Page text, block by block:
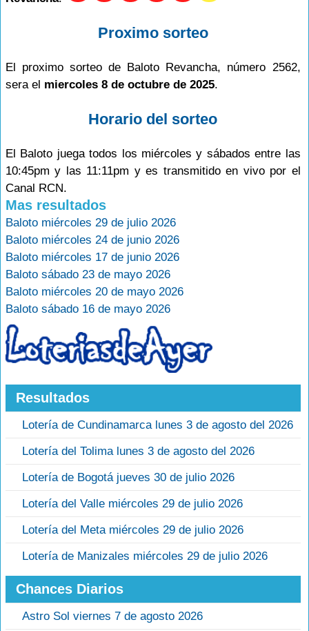
Proximo sorteo
El proximo sorteo de Baloto Revancha, número 2562,
sera el miercoles 8 de octubre de 2025.
Horario del sorteo
El Baloto juega todos los miércoles y sábados entre las
10:45pm y las 11:11pm y es transmitido en vivo por el
Canal RCN.
Mas resultados
Baloto miércoles 29 de julio 2026
Baloto miércoles 24 de junio 2026
Baloto miércoles 17 de junio 2026
Baloto sábado 23 de mayo 2026
Baloto miércoles 20 de mayo 2026
Baloto sábado 16 de mayo 2026
Resultados
Lotería de Cundinamarca lunes 3 de agosto del 2026
Lotería del Tolima lunes 3 de agosto del 2026
Lotería de Bogotá jueves 30 de julio 2026
Lotería del Valle miércoles 29 de julio 2026
Lotería del Meta miércoles 29 de julio 2026
Lotería de Manizales miércoles 29 de julio 2026
Chances Diarios
Astro Sol viernes 7 de agosto 2026